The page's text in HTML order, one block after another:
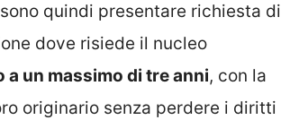
quindi presentare richiesta di
dove risiede il nucleo
un massimo di tre anni, con la
originario senza perdere i diritti